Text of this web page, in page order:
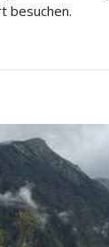
besuchen.